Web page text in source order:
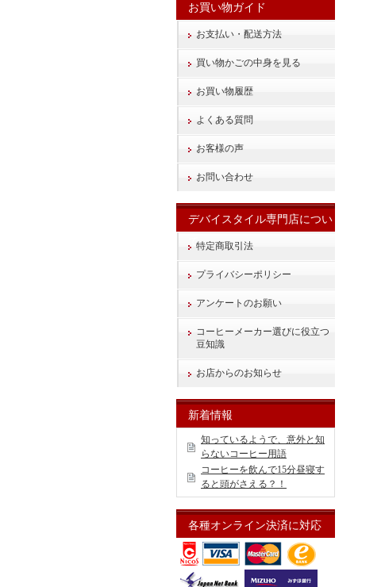
お買い物ガイド
お支払い・配送方法
買い物かごの中身を見る
お買い物履歴
よくある質問
お客様の声
お問い合わせ
デバイスタイル専門店につい
て特定商取引法
プライバシーポリシー
アンケートのお願い
コーヒーメーカー選びに役立つ
豆知識
お店からのお知らせ
新着情報
知っているようで、意外と知
らないコーヒー用語
コーヒーを飲んで15分昼寝す
ると頭がさえる？！
各種オンライン決済に対応